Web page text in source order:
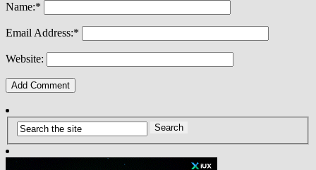
Name:*
Email Address:*
Website: